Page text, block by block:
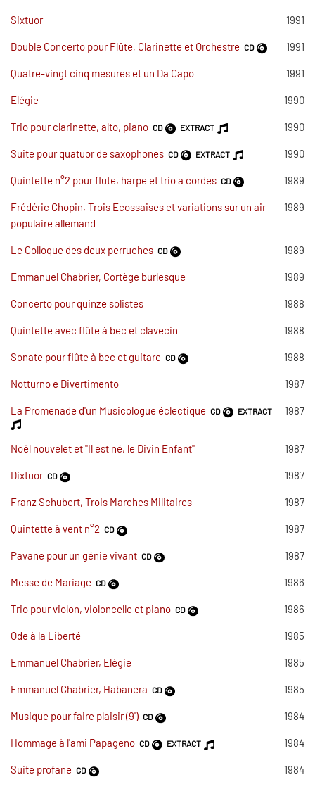
Sixtuor 1991
Double Concerto pour Flûte, Clarinette et Orchestre CD 1991
Quatre-vingt cinq mesures et un Da Capo 1991
Elégie 1990
Trio pour clarinette, alto, piano CD EXTRACT 1990
Suite pour quatuor de saxophones CD EXTRACT 1990
Quintette n°2 pour flute, harpe et trio a cordes CD 1989
Frédéric Chopin, Trois Ecossaises et variations sur un air
populaire allemand
1989
Le Colloque des deux perruches CD 1989
Emmanuel Chabrier, Cortège burlesque 1989
Concerto pour quinze solistes 1988
Quintette avec flûte à bec et clavecin 1988
Sonate pour flûte à bec et guitare CD 1988
Notturno e Divertimento 1987
La Promenade d'un Musicologue éclectique CD EXTRACT 1987
Noël nouvelet et "Il est né, le Divin Enfant" 1987
DixtuorCD 1987
Franz Schubert, Trois Marches Militaires 1987
Quintette à vent n°2 CD 1987
Pavane pour un génie vivant CD 1987
Messe de Mariage CD 1986
Trio pour violon, violoncelle et piano CD 1986
Ode à la Liberté 1985
Emmanuel Chabrier, Elégie 1985
Emmanuel Chabrier, Habanera CD 1985
Musique pour faire plaisir (9') CD 1984
Hommage à l'ami Papageno CD EXTRACT 1984
Suite profane CD 1984